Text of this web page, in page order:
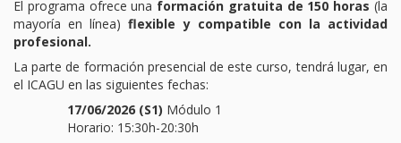
El programa ofrece una formación gratuita de 150 horas (la
mayoría en línea)flexible y compatible con la actividad
profesional.
La parte de formación presencial de este curso, tendrá lugar, en
el ICAGU en las siguientes fechas:
17/06/2026 (S1) Módulo 1
Horario: 15:30h-20:30h